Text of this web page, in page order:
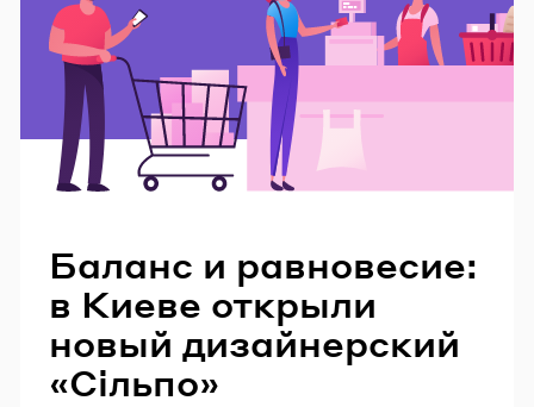
Баланс и равновесие:
в Киеве открыли
новый дизайнерский
«Сільпо»